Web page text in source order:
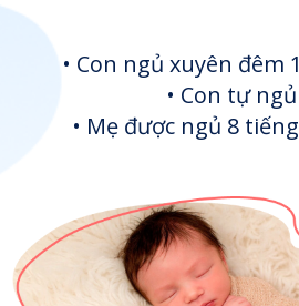
• Con ngủ xuyên đêm
• Con tự ngủ
• Mẹ được ngủ 8